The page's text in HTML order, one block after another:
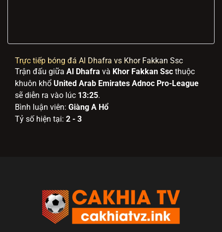
Trực tiếp bóng đá Al Dhafra vs Khor Fakkan Ssc
Trận đấu giữa Al Dhafra và Khor Fakkan Ssc thuộc
khuôn khổ United Arab Emirates Adnoc Pro-League
sẽ diễn ra vào lúc 13:25.
Bình luận viên: Giàng A Hổ
Tỷ số hiện tại: 2 - 3